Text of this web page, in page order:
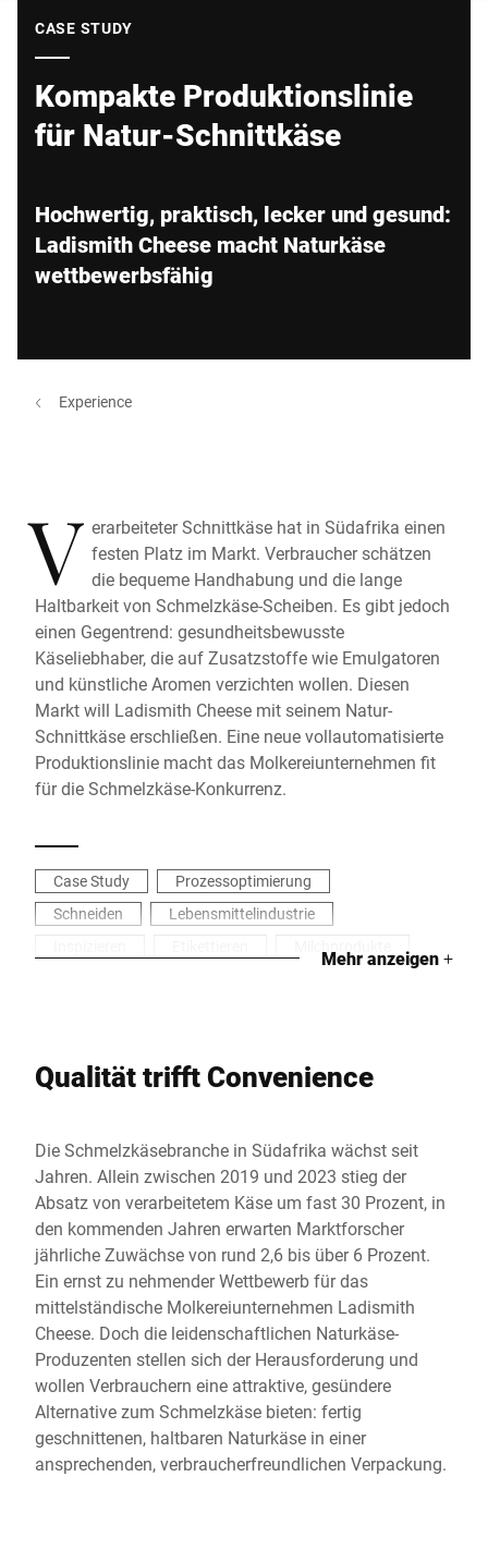
CASE STUDY
Kompakte Produktionslinie
für Natur-Schnittkäse
Hochwertig, praktisch, lecker und gesund:
Ladismith Cheese macht Naturkäse
wettbewerbsfähig
Experience
V erarbeiteter Schnittkäse hat in Südafrika einen
festen Platz im Markt. Verbraucher schätzen
die bequeme Handhabung und die lange
Haltbarkeit von Schmelzkäse-Scheiben. Es gibt jedoch
einen Gegentrend: gesundheitsbewusste
Käseliebhaber, die auf Zusatzstoffe wie Emulgatoren
und künstliche Aromen verzichten wollen. Diesen
Markt will Ladismith Cheese mit seinem Natur-
Schnittkäse erschließen. Eine neue vollautomatisierte
Produktionslinie macht das Molkereiunternehmen fit
für die Schmelzkäse-Konkurrenz.
Case Study
Prozessoptimierung
Schneiden
Lebensmittelindustrie
Mehr anzeigen+
Qualität trifft Convenience
Die Schmelzkäsebranche in Südafrika wächst seit
Jahren. Allein zwischen 2019 und 2023 stieg der
Absatz von verarbeitetem Käse um fast 30 Prozent, in
den kommenden Jahren erwarten Marktforscher
jährliche Zuwächse von rund 2,6 bis über 6 Prozent.
Ein ernst zu nehmender Wettbewerb für das
mittelständische Molkereiunternehmen Ladismith
Cheese. Doch die leidenschaftlichen Naturkäse-
Produzenten stellen sich der Herausforderung und
wollen Verbrauchern eine attraktive, gesündere
Alternative zum Schmelzkäse bieten: fertig
geschnittenen, haltbaren Naturkäse in einer
ansprechenden, verbraucherfreundlichen Verpackung.